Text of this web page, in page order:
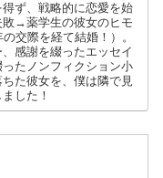
ず、戦略的に恋愛を始
→薬学生の彼女のヒモ
交際を経て結婚！）。
感謝を綴ったエッセイ
たノンフィクション小
た彼女を、僕は隣で見
した！